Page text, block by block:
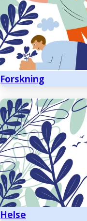
Forskning
Helse